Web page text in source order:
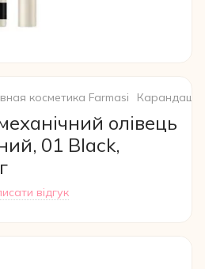
косметика Farmasi Карандаши
олівець
01 Black,
відгук